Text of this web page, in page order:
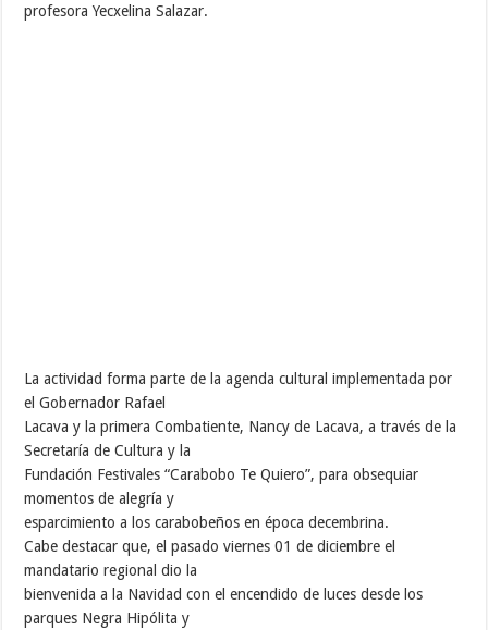
profesora Yecxelina Salazar.
La actividad forma parte de la agenda cultural implementada por
el Gobernador Rafael
Lacava y la primera Combatiente, Nancy de Lacava, a través de la
Secretaría de Cultura y la
Fundación Festivales “Carabobo Te Quiero”, para obsequiar
momentos de alegría y
esparcimiento a los carabobeños en época decembrina.
Cabe destacar que, el pasado viernes 01 de diciembre el
mandatario regional dio la
bienvenida a la Navidad con el encendido de luces desde los
parques Negra Hipólita y